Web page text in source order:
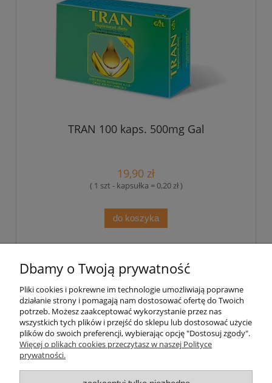
TRAN 100 kaps. 500mg Gal
19,90 zł
( 1 szt - kapsułka = 0,20 zł )
do koszyka
«
Pomoc
Moje konto
Dbamy o Twoją prywatność
Pliki cookies i pokrewne im technologie umożliwiają poprawne
działanie strony i pomagają nam dostosować ofertę do Twoich
potrzeb. Możesz zaakceptować wykorzystanie przez nas
wszystkich tych plików i przejść do sklepu lub dostosować użycie
plików do swoich preferencji, wybierając opcję "Dostosuj zgody".
Więcej o plikach cookies przeczytasz w naszej Polityce
prywatności.